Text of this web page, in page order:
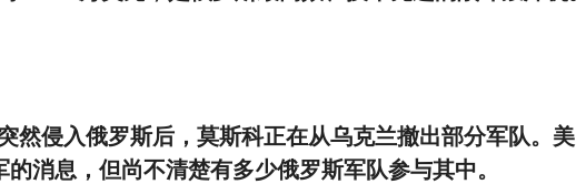
然侵入俄罗斯后，莫斯科正在从乌克兰撤出部分军队。美
消息，但尚不清楚有多少俄罗斯军队参与其中。